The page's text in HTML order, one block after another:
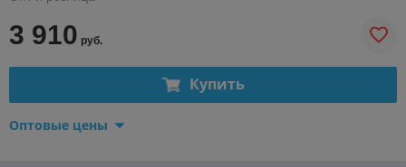
3 910 руб.
Купить
Оптовые цены